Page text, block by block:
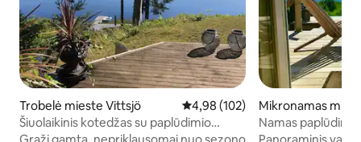
Trobelė mieste Vittsjö Vidutinis įvertinimas: 4,98 iš 5,
4,98 (102)
Šiuolaikinis kotedžas su paplūdimio
sklypu
Mikronamas
Namas
jūrą